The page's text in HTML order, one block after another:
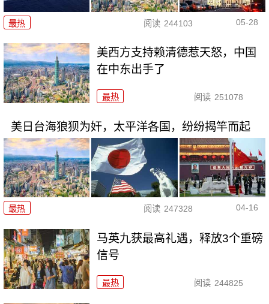
最热 阅读 244103 05-28
美西方支持赖清德惹天怒，中国
在中东出手了
最热 阅读 251078
美日台海狼狈为奸，太平洋各国，纷纷揭竿而起
最热 阅读 247328 04-16
马英九获最高礼遇，释放3个重磅
信号
最热 阅读 244825